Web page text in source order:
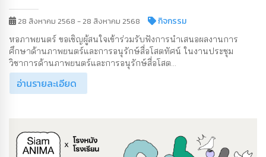
28 สิงหาคม 2568 - 28 สิงหาคม 2568 กิจกรรม
หอภาพยนตร์ ขอเชิญผู้สนใจเข้าร่วมรับฟังการนำเสนอผลงานการ
ศึกษาด้านภาพยนตร์และการอนุรักษ์สื่อโสตทัศน์ ในงานประชุม
วิชาการด้านภาพยนตร์และการอนุรักษ์สื่อโสต...
อ่านรายละเอียด